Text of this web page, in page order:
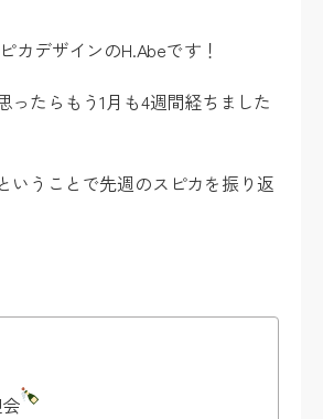
カデザインのH.Abeです！
ったらもう1月も4週間経ちました
いうことで先週のスピカを振り返